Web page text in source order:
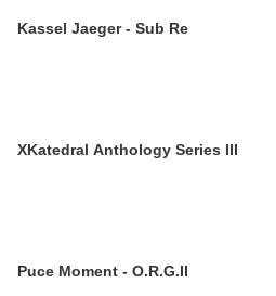
Kassel Jaeger - Sub Re
XKatedral Anthology Series III
Puce Moment - O.R.G.II